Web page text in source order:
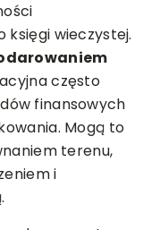
wieczystej.
często
finansowych
Mogą to
terenu,
i